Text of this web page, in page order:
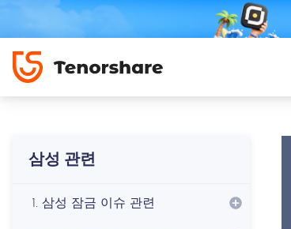
삼성 관련
1. 삼성 잠금 이슈 관련